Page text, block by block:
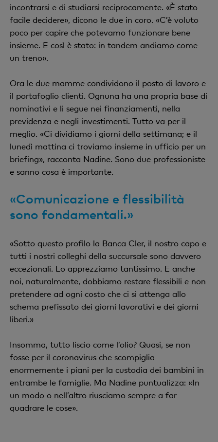
incontrarsi e di studiarsi reciprocamente. «È stato
facile decidere», dicono le due in coro. «C’è voluto
poco per capire che potevamo funzionare bene
insieme. E così è stato: in tandem andiamo come
un treno».
Ora le due mamme condividono il posto di lavoro e
il portafoglio clienti. Ognuna ha una propria base di
nominativi e li segue nei finanziamenti, nella
previdenza e negli investimenti. Tutto va per il
meglio. «Ci dividiamo i giorni della settimana; e il
lunedì mattina ci troviamo insieme in ufficio per un
briefing», racconta Nadine. Sono due professioniste
e sanno cosa è importante.
«Comunicazione e flessibilità
sono fondamentali.»
«Sotto questo profilo la Banca Cler, il nostro capo e
tutti i nostri colleghi della succursale sono davvero
eccezionali. Lo apprezziamo tantissimo. E anche
noi, naturalmente, dobbiamo restare flessibili e non
pretendere ad ogni costo che ci si attenga allo
schema prefissato dei giorni lavorativi e dei giorni
liberi.»
Insomma, tutto liscio come l’olio? Quasi, se non
fosse per il coronavirus che scompiglia
enormemente i piani per la custodia dei bambini in
entrambe le famiglie. Ma Nadine puntualizza: «In
un modo o nell’altro riusciamo sempre a far
quadrare le cose».